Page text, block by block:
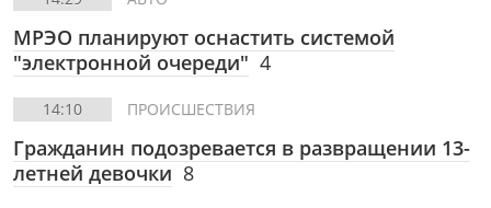
МРЭО планируют оснастить системой
"электронной очереди" 4
14:10 ПРОИСШЕСТВИЯ
Гражданин подозревается в развращении 13-
летней девочки 8